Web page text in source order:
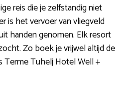
reis die je zelfstandig niet
is het vervoer van vliegveld
handen genomen. Elk resort
Zo boek je vrijwel altijd de
Terme Tuhelj Hotel Well +